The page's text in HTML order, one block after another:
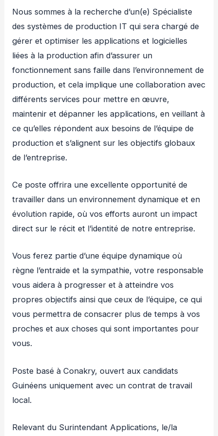
Nous sommes à la recherche d’un(e) Spécialiste
des systèmes de production IT qui sera chargé de
gérer et optimiser les applications et logicielles
liées à la production afin d’assurer un
fonctionnement sans faille dans l’environnement de
production, et cela implique une collaboration avec
différents services pour mettre en œuvre,
maintenir et dépanner les applications, en veillant à
ce qu’elles répondent aux besoins de l’équipe de
production et s’alignent sur les objectifs globaux
de l’entreprise.
Ce poste offrira une excellente opportunité de
travailler dans un environnement dynamique et en
évolution rapide, où vos efforts auront un impact
direct sur le récit et l’identité de notre entreprise.
Vous ferez partie d’une équipe dynamique où
règne l’entraide et la sympathie, votre responsable
vous aidera à progresser et à atteindre vos
propres objectifs ainsi que ceux de l’équipe, ce qui
vous permettra de consacrer plus de temps à vos
proches et aux choses qui sont importantes pour
vous.
Poste basé à Conakry, ouvert aux candidats
Guinéens uniquement avec un contrat de travail
local.
Relevant du Surintendant Applications, le/la